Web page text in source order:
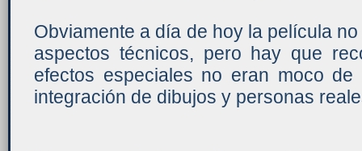
Obviamente a día de hoy la película
aspectos técnicos, pero hay que
efectos especiales no eran moco
integración de dibujos y personas